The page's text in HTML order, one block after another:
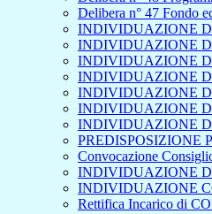
Delibera n° 47 Fondo
INDIVIDUAZIONE
INDIVIDUAZIONE
INDIVIDUAZIONE
INDIVIDUAZIONE
INDIVIDUAZIONE
INDIVIDUAZIONE
INDIVIDUAZIONE
PREDISPOSIZIONE
Convocazione
INDIVIDUAZIONE
INDIVIDUAZIONE
Rettifica Incarico di